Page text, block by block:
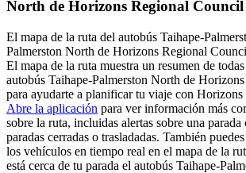
North de Horizons Regional Council
El mapa de la ruta del autobús Taihape-
Palmerston North de Horizons Regional
El mapa de la ruta muestra un resumen de
autobús Taihape-Palmerston North de
para ayudarte a planificar tu viaje con
Abre la aplicación para ver información más
sobre la ruta, incluidas alertas sobre una
paradas cerradas o trasladadas. También
los vehículos en tiempo real en el mapa de la
está cerca de tu parada el autobús Taihape-